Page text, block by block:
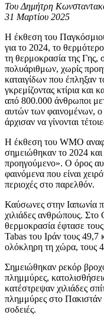
Του Δημήτρη
31 Μαρτίου 2025
Η έκθεση του
για το 2024, το
τη θερμοκρασία της Γης,
πολυάριθμων, χωρίς
καταιγίδων που έπληξαν
γκρεμίζοντας κτίρια και
από 800.000 άνθρωποι
αυτών των φαινομένων, ο
άρχισαν να γίνονται
Η έκθεση του WMO
σημειώθηκαν το 2024 και
προηγούμενο». Ο όρος
φαινόμενα που είναι
περιοχές στο παρελθόν.
Καύσωνες στην Ιαπωνία
χιλιάδες ανθρώπους. Στο
θερμοκρασία έφτασε
Tabas του Ιράν τους
ολόκληρη τη χώρα, τους
Σημειώθηκαν ρεκόρ
πλημμύρες,
κατέστρεψαν χιλιάδες
πλημμύρες στο Πακιστάν
σοδειές.